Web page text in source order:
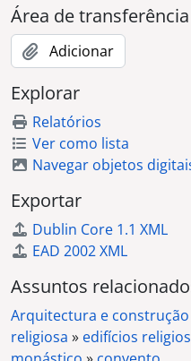
Área de transferência
Adicionar
Explorar
Relatórios
Ver como lista
Navegar objetos
Exportar
Dublin Core 1.1 XML
EAD 2002 XML
Assuntos
Arquitectura e construção
religiosa » edifícios